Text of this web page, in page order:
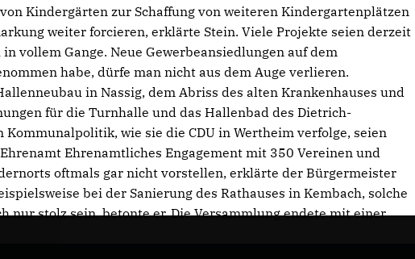
Kindergärten zur Schaffung von weiteren Kindergartenplätzen
weiter forcieren, erklärte Stein. Viele Projekte seien derzeit
vollem Gange. Neue Gewerbeansiedlungen auf dem
habe, dürfe man nicht aus dem Auge verlieren.
in Nassig, dem Abriss des alten Krankenhauses und
für die Turnhalle und das Hallenbad des Dietrich-
wie sie die CDU in Wertheim verfolge, seien
Ehrenamtliches Engagement mit 350 Vereinen und
oftmals gar nicht vorstellen, erklärte der Bürgermeister
bei der Sanierung des Rathauses in Kembach, solche
nur stolz sein, betonte er. Die Versammlung endete mit einer